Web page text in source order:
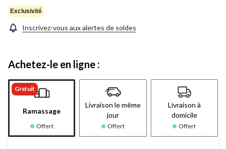
Exclusivité
Inscrivez-vous aux alertes de soldes
Achetez-le en ligne :
Gratuit
Ramassage
Offert
Livraison le même
jour
Offert
Livraison à
domicile
Offert